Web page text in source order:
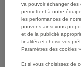
va pouvoir échanger des
permettent à notre
les performances de
pouvons ainsi vous
et de la publicité
finalités et choisir vos
Paramètres des cookies ».
Et si vous choisissez de